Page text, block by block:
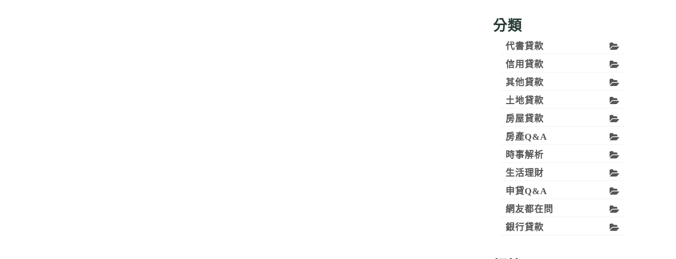
分類
代書貸款
信用貸款
其他貸款
土地貸款
房屋貸款
房產Q&A
時事解析
生活理財
申貸Q&A
網友都在問
銀行貸款